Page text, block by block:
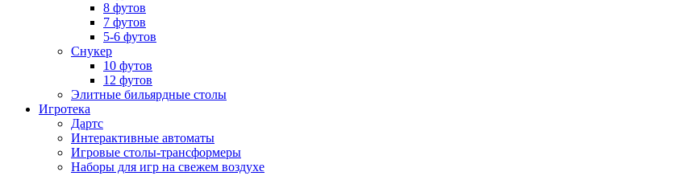
8 футов
7 футов
5-6 футов
Снукер
10 футов
12 футов
Элитные бильярдные столы
Игротека
Дартс
Интерактивные автоматы
Игровые столы-трансформеры
Наборы для игр на свежем воздухе